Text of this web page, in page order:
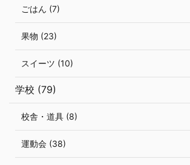
ごはん (7)
果物 (23)
スイーツ (10)
学校 (79)
校舎・道具 (8)
運動会 (38)